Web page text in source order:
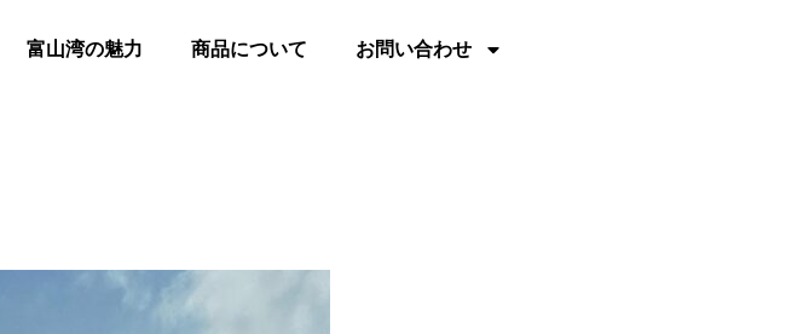
富山湾の魅力 商品について お問い合わせ